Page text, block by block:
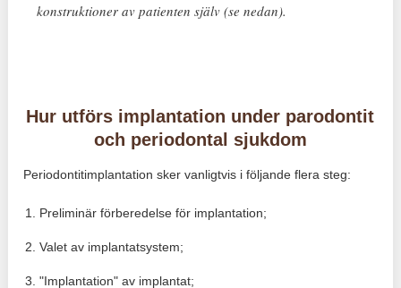
konstruktioner av patienten själv (se nedan).
Hur utförs implantation under parodontit
och periodontal sjukdom
Periodontitimplantation sker vanligtvis i följande flera steg:
Preliminär förberedelse för implantation;
Valet av implantatsystem;
"Implantation" av implantat;